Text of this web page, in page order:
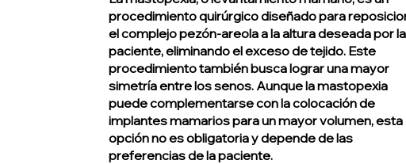
procedimiento quirúrgico diseñado para
el complejo pezón-areola a la altura deseada por la
paciente, eliminando el exceso de tejido. Este
procedimiento también busca lograr una mayor
simetría entre los senos. Aunque la mastopexia
puede complementarse con la colocación de
implantes mamarios para un mayor volumen, esta
opción no es obligatoria y depende de las
preferencias de la paciente.